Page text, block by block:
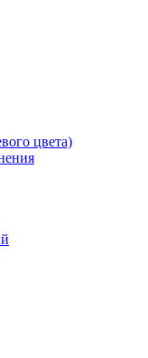
цвета)